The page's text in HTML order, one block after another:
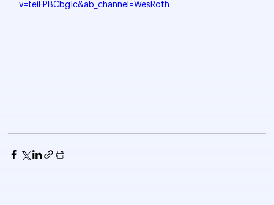
v=teiFPBCbgIc&ab_channel=WesRoth